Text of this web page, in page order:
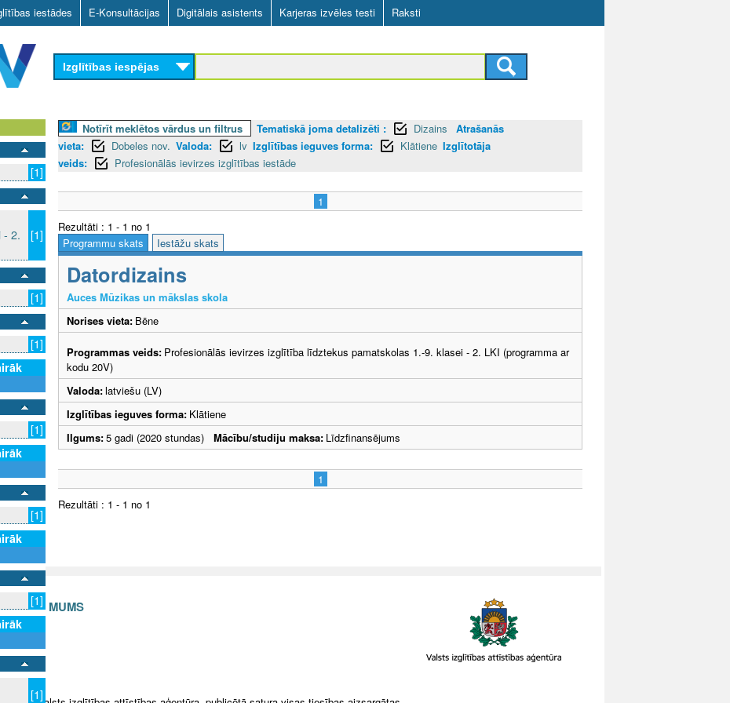
Skip
to
main
content
iestādes E-Konsultācijas Digitālais asistents Karjeras izvēles testi Raksti
Izglītības iespējas
[1]
- 2.
[1]
[1]
[1]
[1]
[1]
[1]
[1]
Notīrīt meklētos vārdus un filtrus Tematiskā joma detalizēti : Dizains
Atrašanās
vieta:
Dobeles nov. Valoda: lv Izglītības ieguves forma: Klātiene Izglītotāja
veids:
Profesionālās ievirzes izglītības iestāde
1
Rezultāti : 1 - 1 no 1
Programmu skats
Iestāžu skats
Datordizains
Auces Mūzikas un mākslas skola
Norises vieta: Bēne
Programmas veids: Profesionālās ievirzes izglītība līdztekus pamatskolas 1.-9. klasei - 2. LKI (programma ar
kodu 20V)
Valoda:latviešu (LV)
Izglītības ieguves forma: Klātiene
Ilgums:5 gadi (2020 stundas) Mācību/studiju maksa: Līdzfinansējums
1
Rezultāti : 1 - 1 no 1
AR MUMS